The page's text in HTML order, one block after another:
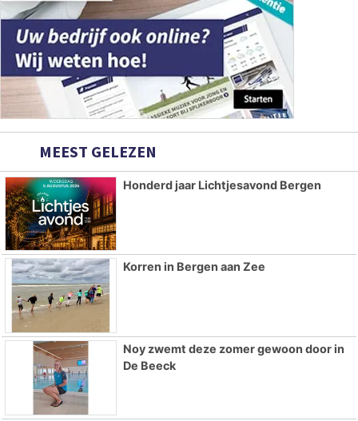
MEEST GELEZEN
Honderd jaar Lichtjesavond Bergen
Korren in Bergen aan Zee
Noy zwemt deze zomer gewoon door in
De Beeck